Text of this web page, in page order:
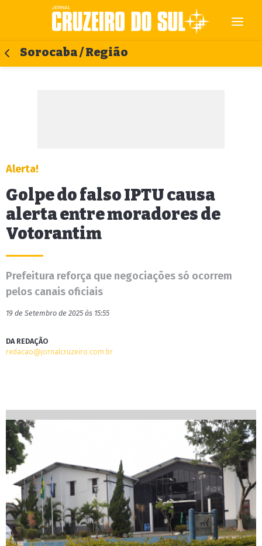
Sorocaba / Região
Alerta!
Golpe do falso IPTU causa
alerta entre moradores de
Votorantim
Prefeitura reforça que negociações só ocorrem
pelos canais oficiais
19 de Setembro de 2025 às 15:55
DA REDAÇÃO
redacao@jornalcruzeiro.com.br